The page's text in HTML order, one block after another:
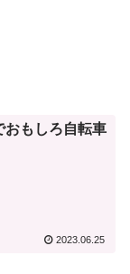
おもしろ自転車
2023.06.25